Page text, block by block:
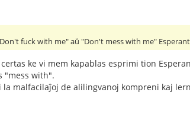
fuck with me" aŭ "Don't mess with me"
ke vi mem kapablas esprimi tion
"mess with".
la malfacilaĵoj de alilingvanoj kompreni kaj